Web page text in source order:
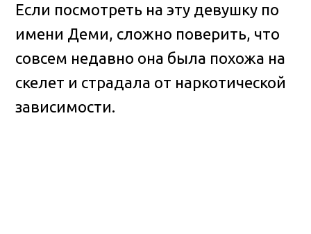
Если посмотреть на эту девушку по
имени Деми, сложно поверить, что
совсем недавно она была похожа на
скелет и страдала от наркотической
зависимости.